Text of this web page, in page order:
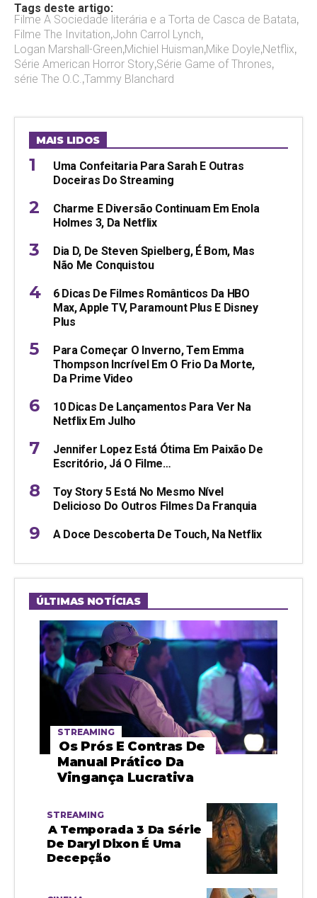
Tags deste artigo:
Filme A Sociedade literária e a Torta de Casca de Batata,
Filme The Invitation,John Carrol Lynch,
Logan Marshall-Green,Michiel Huisman,Mike Doyle,Netflix,
Série American Horror Story,Série Game of Thrones,
série The O.C.,Tammy Blanchard
MAIS LIDOS
Uma Confeitaria Para Sarah E Outras
Doceiras Do Streaming
Charme E Diversão Continuam Em Enola
Holmes 3, Da Netflix
Dia D, De Steven Spielberg, É Bom, Mas
Não Me Conquistou
6 Dicas De Filmes Românticos Da HBO
Max, Apple TV, Paramount Plus E Disney
Plus
Para Começar O Inverno, Tem Emma
Thompson Incrível Em O Frio Da Morte,
Da Prime Video
10 Dicas De Lançamentos Para Ver Na
Netflix Em Julho
Jennifer Lopez Está Ótima Em Paixão De
Escritório, Já O Filme…
Toy Story 5 Está No Mesmo Nível
Delicioso Do Outros Filmes Da Franquia
A Doce Descoberta De Touch, Na Netflix
ÚLTIMAS NOTÍCIAS
STREAMING
Os Prós E Contras De
Manual Prático Da
Vingança Lucrativa
STREAMING
A Temporada 3 Da Série
De Daryl Dixon É Uma
Decepção